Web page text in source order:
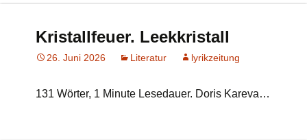
Kristallfeuer. Leekkristall
26. Juni 2026 Literatur lyrikzeitung
131 Wörter, 1 Minute Lesedauer. Doris Kareva…